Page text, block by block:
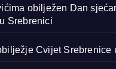
obilježen Dan
Srebrenici
Cvijet Srebrenice